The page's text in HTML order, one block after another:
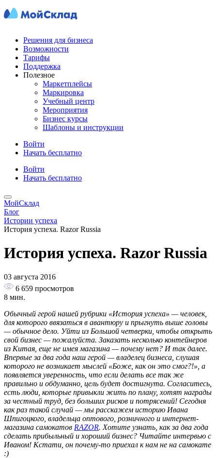
Решения для бизнеса
Возможности
Тарифы
Поддержка
Полезное
Маркетплейсы
Маркировка
Учебный центр
Мероприятия
Бизнес курсы
Шаблоны и инструкции
Войти
Начать бесплатно
Войти
Начать бесплатно
МойСклад
Блог
Истории успеха
История успеха. Razor Russia
История успеха. Razor Russia
03 августа 2016
6 659 просмотров
8 мин.
Обычный герой нашей рубрики «История успеха» — человек,
для которого ввязаться в авантюру и прыгнуть выше головы
— обычное дело. Уйти из Большой четверки, чтобы открыть
свой бизнес — пожалуйста. Заказать несколько контейнеров
из Китая, еще не имея магазина — почему нет? И так далее.
Впервые за два года наш герой — владелец бизнеса, слушая
которого не возникает мыслей «Боже, как он это смог?!», а
появляется уверенность, что если делать все так же
правильно и обдуманно, цель будет достигнута. Согласитесь,
есть люди, которые привыкли жить по плану, хотят награды
за честный труд, без больших рисков и потрясений! Сегодня
как раз такой случай — мы расскажем историю Ивана
Шпигоцкого, владельца оптового, розничного и интернет-
магазина самокатов RAZOR. Хотите узнать, как за два года
сделать прибыльный и хороший бизнес? Читайте интервью с
Иваном! Кстати, он почему-то приехал к нам не на самокате
:)